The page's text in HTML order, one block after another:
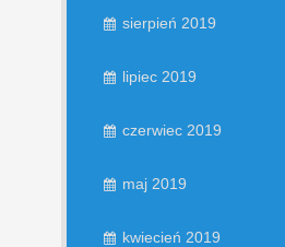
sierpień 2019
lipiec 2019
czerwiec 2019
maj 2019
kwiecień 2019